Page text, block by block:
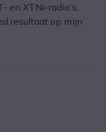
en XTNi-radio's,
resultaat op mijn